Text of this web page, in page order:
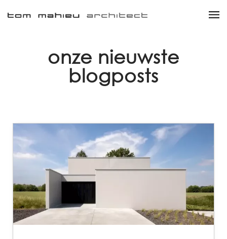
onze nieuwste
blogposts